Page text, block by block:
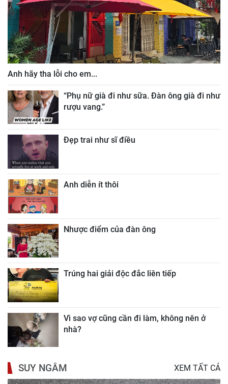
Anh hãy tha lỗi cho em...
“Phụ nữ già đi như sữa. Đàn ông già đi như
rượu vang.”
Đẹp trai như sĩ điều
Anh diễn ít thôi
Nhược điểm của đàn ông
Trúng hai giải độc đắc liên tiếp
Vì sao vợ cũng cần đi làm, không nên ở
nhà?
SUY NGẪM XEM TẤT CẢ